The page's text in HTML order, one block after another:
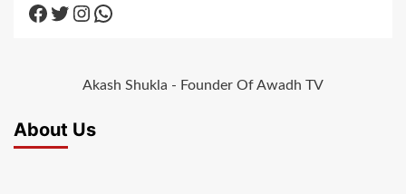
Facebook
Twitter
Instagram
WhatsApp
Akash Shukla - Founder Of Awadh TV
About Us